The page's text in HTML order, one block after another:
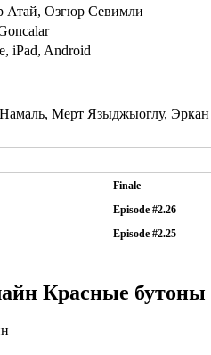
Озгюр Севимли
iPad, Android
Мерт Языджыоглу,
Finale
Episode #2.26
Episode #2.25
Красные бутоны